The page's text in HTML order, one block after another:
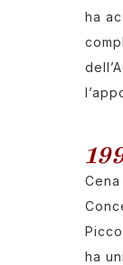
ha
ha